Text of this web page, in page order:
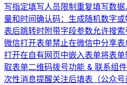
写指定填写人员限制重复填写数
量和时间确认码：生成随机数字
表后跳转时附带字段参数允许搜
微信打开表单禁止在微信中分享表
打开在自有网页中嵌入表单将表
取表单二维码拨号功能 & 联系组件
次性消息提醒关注后填表（公众号